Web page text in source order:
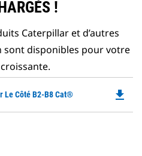
!
Caterpillar et d’autres
sont disponibles pour votre
Le Côté B2-B8 Cat® file_download